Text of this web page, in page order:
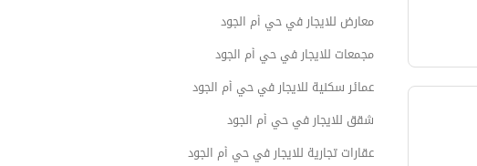
معارض للايجار في حي أم الجود
مجمعات للايجار في حي أم الجود
عمائر سكنية للايجار في حي أم الجود
شقق للايجار في حي أم الجود
عقارات تجارية للايجار في حي أم الجود